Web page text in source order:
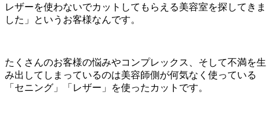
レザーを使わないでカットしてもらえる美容室を探してきま
した」というお客様なんです。
たくさんのお客様の悩みやコンプレックス、そして不満を生
み出してしまっているのは美容師側が何気なく使っている
「セニング」「レザー」を使ったカットです。